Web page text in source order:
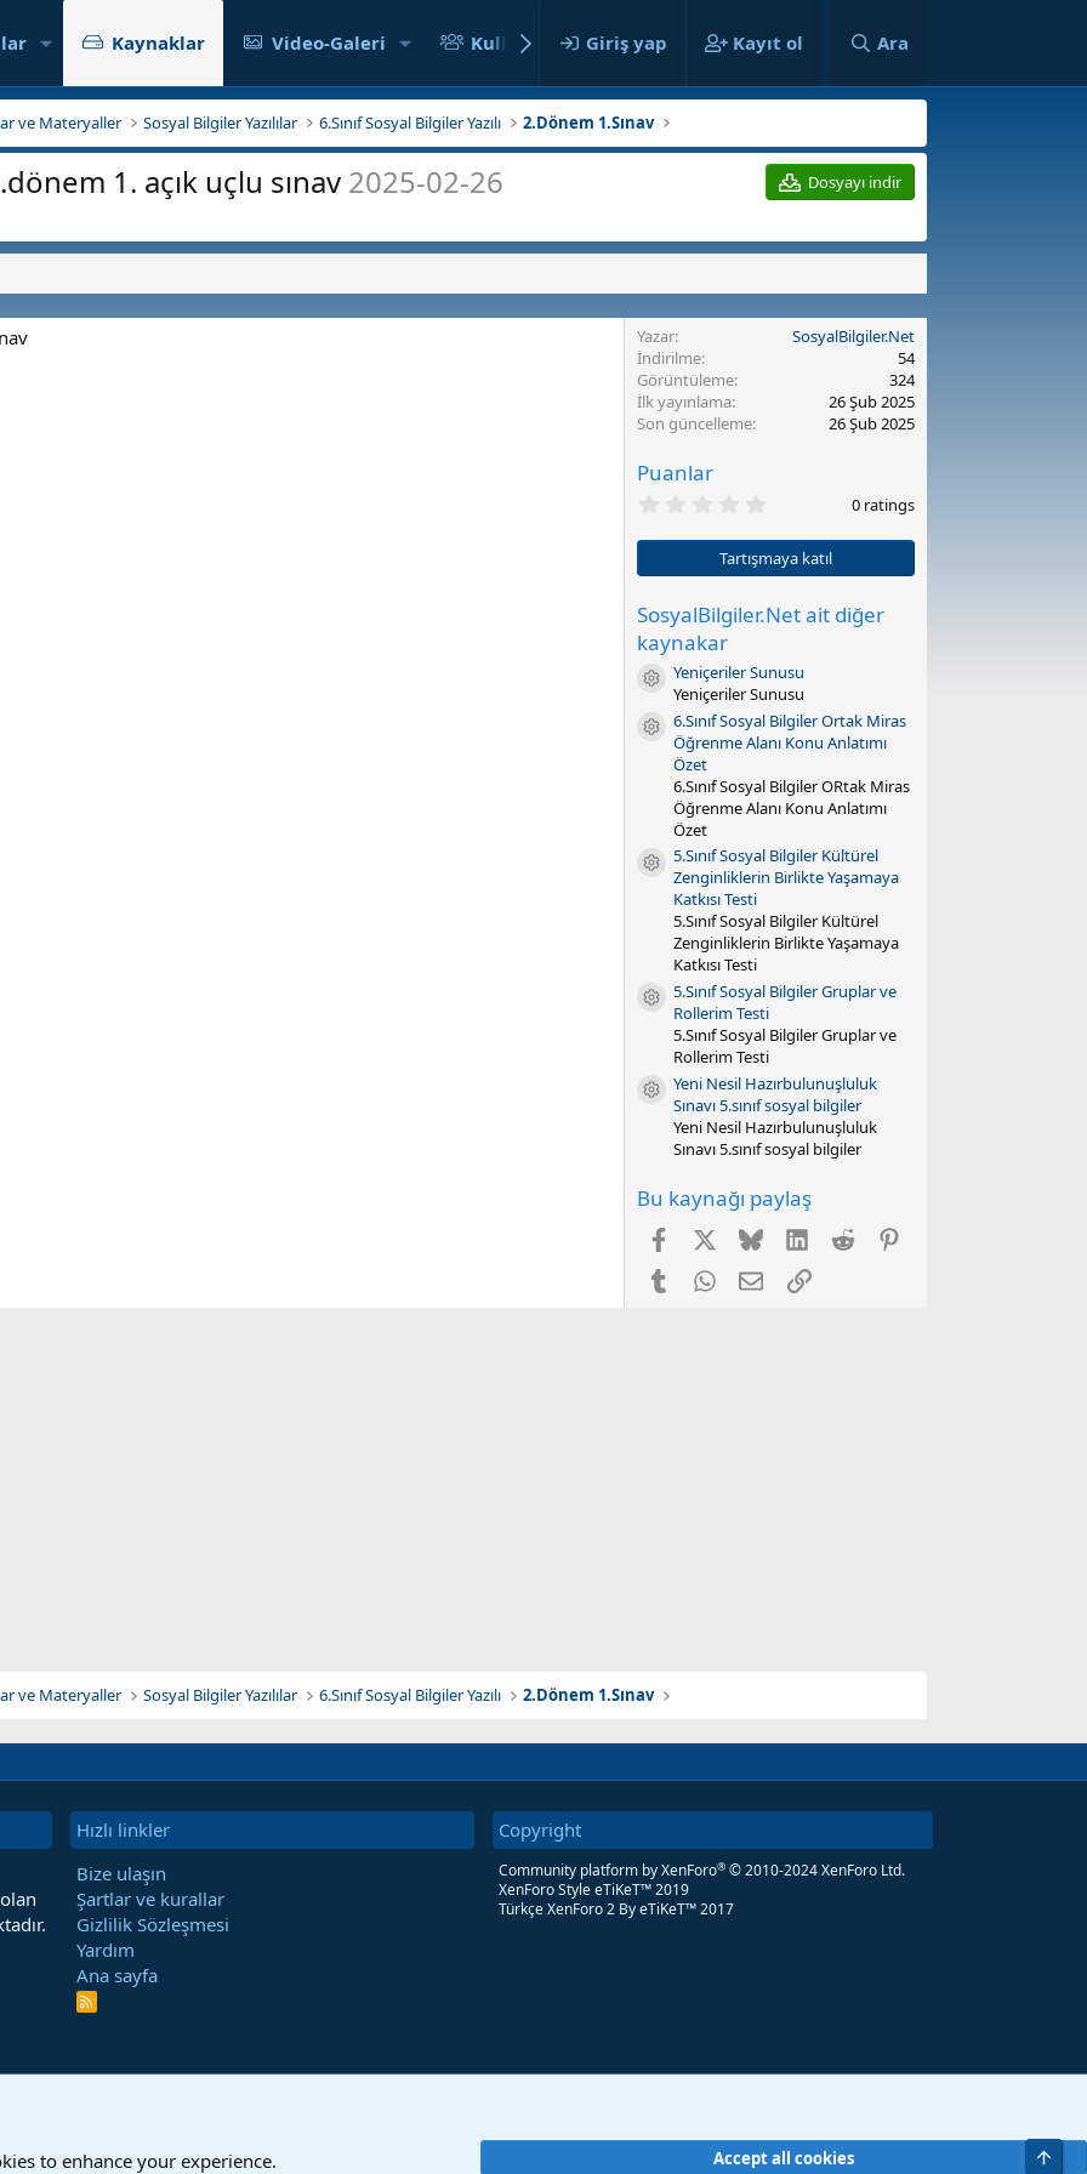
Kaynaklar Video-Galeri Kullanıcılar Giriş yap Kayıt ol Ara
ve Materyaller Sosyal Bilgiler Yazılılar 6.Sınıf Sosyal Bilgiler Yazılı 2.Dönem 1.Sınav
1. açık uçlu sınav 2025-02-26 Dosyayı indir
Yazar
SosyalBilgiler.Net
İndirilme
54
Görüntüleme
324
İlk yayınlama
26 Şub 2025
Son güncelleme
26 Şub 2025
Puanlar
0
0
y
l
d
z
(
l
a
r
)
0 ratings
Tartışmaya katıl
SosyalBilgiler.Net ait diğer
kaynakar
Kaynak ikonu
Yeniçeriler Sunusu
Yeniçeriler Sunusu
Kaynak ikonu
6.Sınıf Sosyal Bilgiler Ortak Miras
Öğrenme Alanı Konu Anlatımı
Özet
6.Sınıf Sosyal Bilgiler ORtak Miras
Öğrenme Alanı Konu Anlatımı
Özet
Kaynak ikonu
5.Sınıf Sosyal Bilgiler Kültürel
Zenginliklerin Birlikte Yaşamaya
Katkısı Testi
5.Sınıf Sosyal Bilgiler Kültürel
Zenginliklerin Birlikte Yaşamaya
Katkısı Testi
Kaynak ikonu
5.Sınıf Sosyal Bilgiler Gruplar ve
Rollerim Testi
5.Sınıf Sosyal Bilgiler Gruplar ve
Rollerim Testi
Kaynak ikonu
Yeni Nesil Hazırbulunuşluluk
Sınavı 5.sınıf sosyal bilgiler
Yeni Nesil Hazırbulunuşluluk
Sınavı 5.sınıf sosyal bilgiler
Bu kaynağı paylaş
Facebook Bluesky LinkedInReddit
TumblrWhatsApp
E-postaLink
ve Materyaller Sosyal Bilgiler Yazılılar 6.Sınıf Sosyal Bilgiler Yazılı 2.Dönem 1.Sınav
Hızlı linkler
Bize ulaşın
Şartlar ve kurallar
Gizlilik Sözleşmesi
Yardım
Ana sayfa
R
Copyright
Community platform by XenForo® © 2010-2024 XenForo Ltd.
XenForo Style eTiKeT™ 2019
Türkçe XenForo 2By eTiKeT™ 2017
to enhance your experience. Accept all cookies